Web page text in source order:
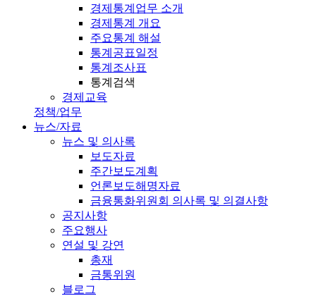
경제통계업무 소개
경제통계 개요
주요통계 해설
통계공표일정
통계조사표
통계검색
경제교육
정책/업무
뉴스/자료
뉴스 및 의사록
보도자료
주간보도계획
언론보도해명자료
금융통화위원회 의사록 및 의결사항
공지사항
주요행사
연설 및 강연
총재
금통위원
블로그